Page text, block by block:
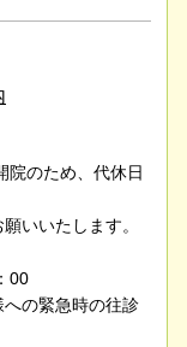
院のため、代休日
いいたします。
00
の緊急時の往診